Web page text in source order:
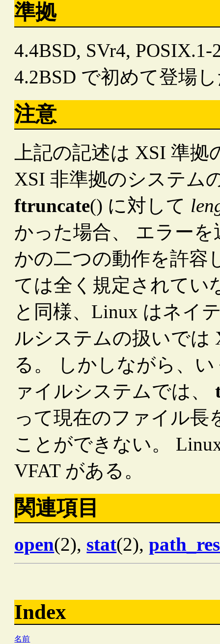
準拠
4.4BSD, SVr4,
4.2BSD で初めて登場
注意
上記の記述は XSI 準
XSI 非準拠のシステム
ftruncate() に対して
かった場合、 エラー
かの二つの動作を許容
ては全く規定されてい
と同様、Linux はネイ
ルシステムの扱いでは
る。 しかしながら、
ァイルシステムでは、
って現在のファイル長
ことができない。
VFAT がある。
関連項目
open(2), stat(2),
Index
名前